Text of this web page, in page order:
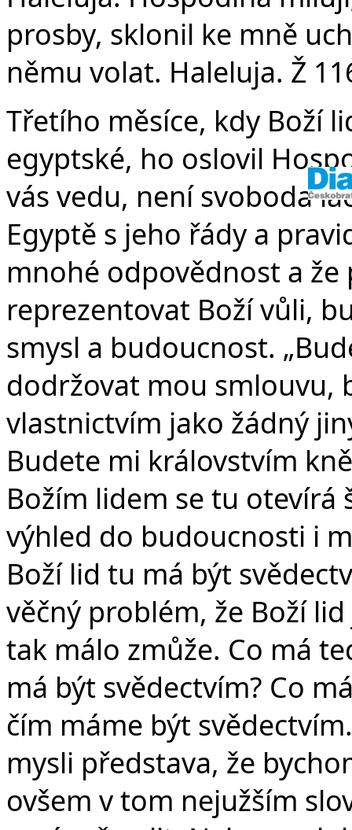
prosby, sklonil ke mně
němu volat. Haleluja. Ž
Třetího měsíce, kdy Boží
egyptské, ho oslovil
vás vedu, není svoboda
Egyptě s jeho řády a
mnohé odpovědnost a
reprezentovat Boží vůli,
smysl a budoucnost.
dodržovat mou smlouvu,
vlastnictvím jako žádný
Budete mi královstvím
Božím lidem se tu otevírá
výhled do budoucnosti i
Boží lid tu má být
věčný problém, že Boží
tak málo zmůže. Co má
má být svědectvím? Co
čím máme být
mysli představa, že
ovšem v tom nejužším